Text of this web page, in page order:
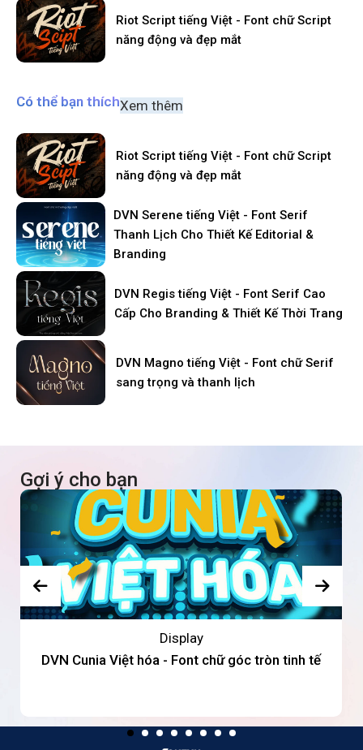
Riot Script tiếng Việt - Font chữ Script
năng động và đẹp mắt
Có thể bạn thíchXem thêm
Riot Script tiếng Việt - Font chữ Script
năng động và đẹp mắt
DVN Serene tiếng Việt - Font Serif
Thanh Lịch Cho Thiết Kế Editorial &
Branding
DVN Regis tiếng Việt - Font Serif Cao
Cấp Cho Branding & Thiết Kế Thời Trang
DVN Magno tiếng Việt - Font chữ Serif
sang trọng và thanh lịch
Gợi ý cho bạn
Display
DVN Cunia Việt hóa - Font chữ góc tròn tinh tế